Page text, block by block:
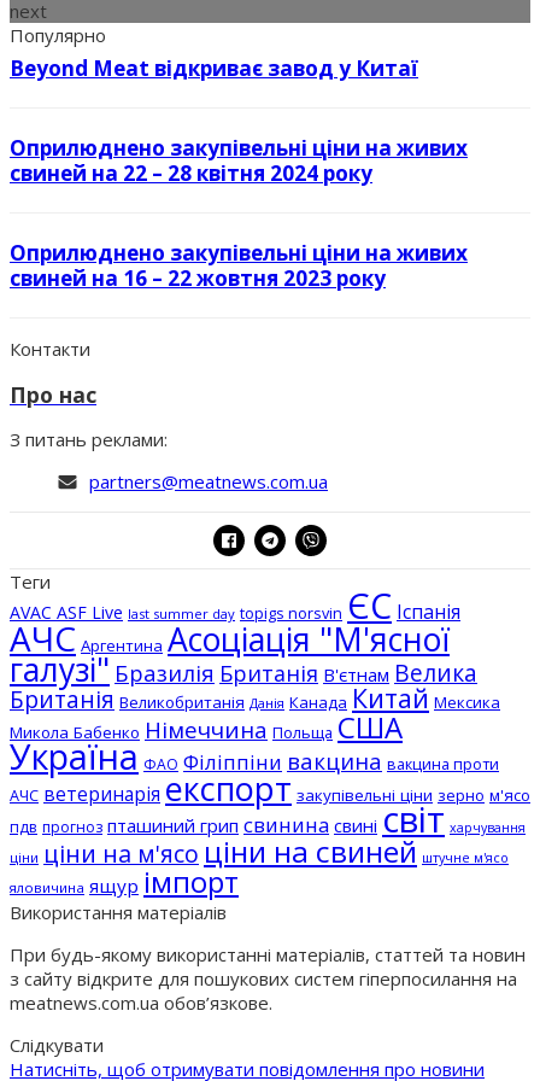
next
Популярно
Beyond Meat відкриває завод у Китаї
Оприлюднено закупівельні ціни на живих
свиней на 22 – 28 квітня 2024 року
Оприлюднено закупівельні ціни на живих
свиней на 16 – 22 жовтня 2023 року
Контакти
Про нас
З питань реклами:
partners@meatnews.com.ua
Теги
AVAC ASF Live last summer day topigs norsvin ЄС Іспанія
АЧС Аргентина Асоціація "М'ясної
галузі" Бразилія Британія В'єтнам Велика
Британія Великобританія Данія Канада Китай Мексика
Микола Бабенко Німеччина Польща США
Україна ФАО Філіппіни вакцина вакцина проти
АЧС ветеринарія експорт закупівельні ціни зерно м'ясо
пдв прогноз пташиний грип свинина свині світ харчування
ціни ціни на м'ясо ціни на свиней штучне м'ясо
яловичина ящур імпорт
Використання матеріалів
При будь-якому використанні матеріалів, статтей та новин
з сайту відкрите для пошукових систем гіперпосилання на
meatnews.com.ua обов’язкове.
Слідкувати
Натисніть, щоб отримувати повідомлення про новини